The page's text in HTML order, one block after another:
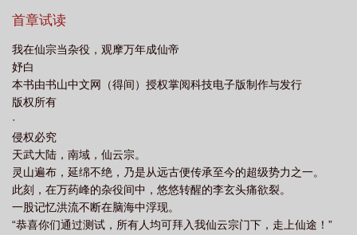
的发现，那里早已经站着一名黑袍杂役……
首章试读
我在仙宗当杂役，观摩万年成仙帝
妤白
本书由书山中文网（得间）授权掌阅科技电子版制作与发行
版权所有
·
侵权必究
天武大陆，南域，仙云宗。
灵山遍布，延绵不绝，乃是从远古便传承至今的超级势力之一。
此刻，在万药峰的杂役间中，悠悠转醒的李玄头痛欲裂。
一股记忆洪流不断在脑海中浮现。
“恭喜你们通过测试，所有人均可拜入我仙云宗门下，走上仙途！”